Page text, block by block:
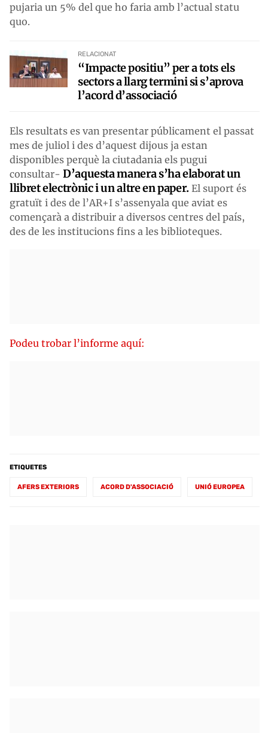
pujaria un 5% del que ho faria amb l’actual statu
quo.
RELACIONAT
“Impacte positiu” per a tots els
sectors a llarg termini si s’aprova
l’acord d’associació
Els resultats es van presentar públicament el passat
mes de juliol i des d’aquest dijous ja estan
disponibles perquè la ciutadania els pugui
consultar- D’aquesta manera s’ha elaborat un
llibret electrònic i un altre en paper. El suport és
gratuït i des de l’AR+I s’assenyala que aviat es
començarà a distribuir a diversos centres del país,
des de les institucions fins a les biblioteques.
Podeu trobar l’informe aquí:
ETIQUETES
AFERS EXTERIORS ACORD D'ASSOCIACIÓ UNIÓ EUROPEA